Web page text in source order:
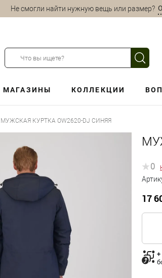
Не смогли найти нужную вещь или размер?
МАГАЗИНЫ КОЛЛЕКЦИИ
МУЖСКАЯ КУРТКА OW2620-DJ СИНЯЯ
0
17
+